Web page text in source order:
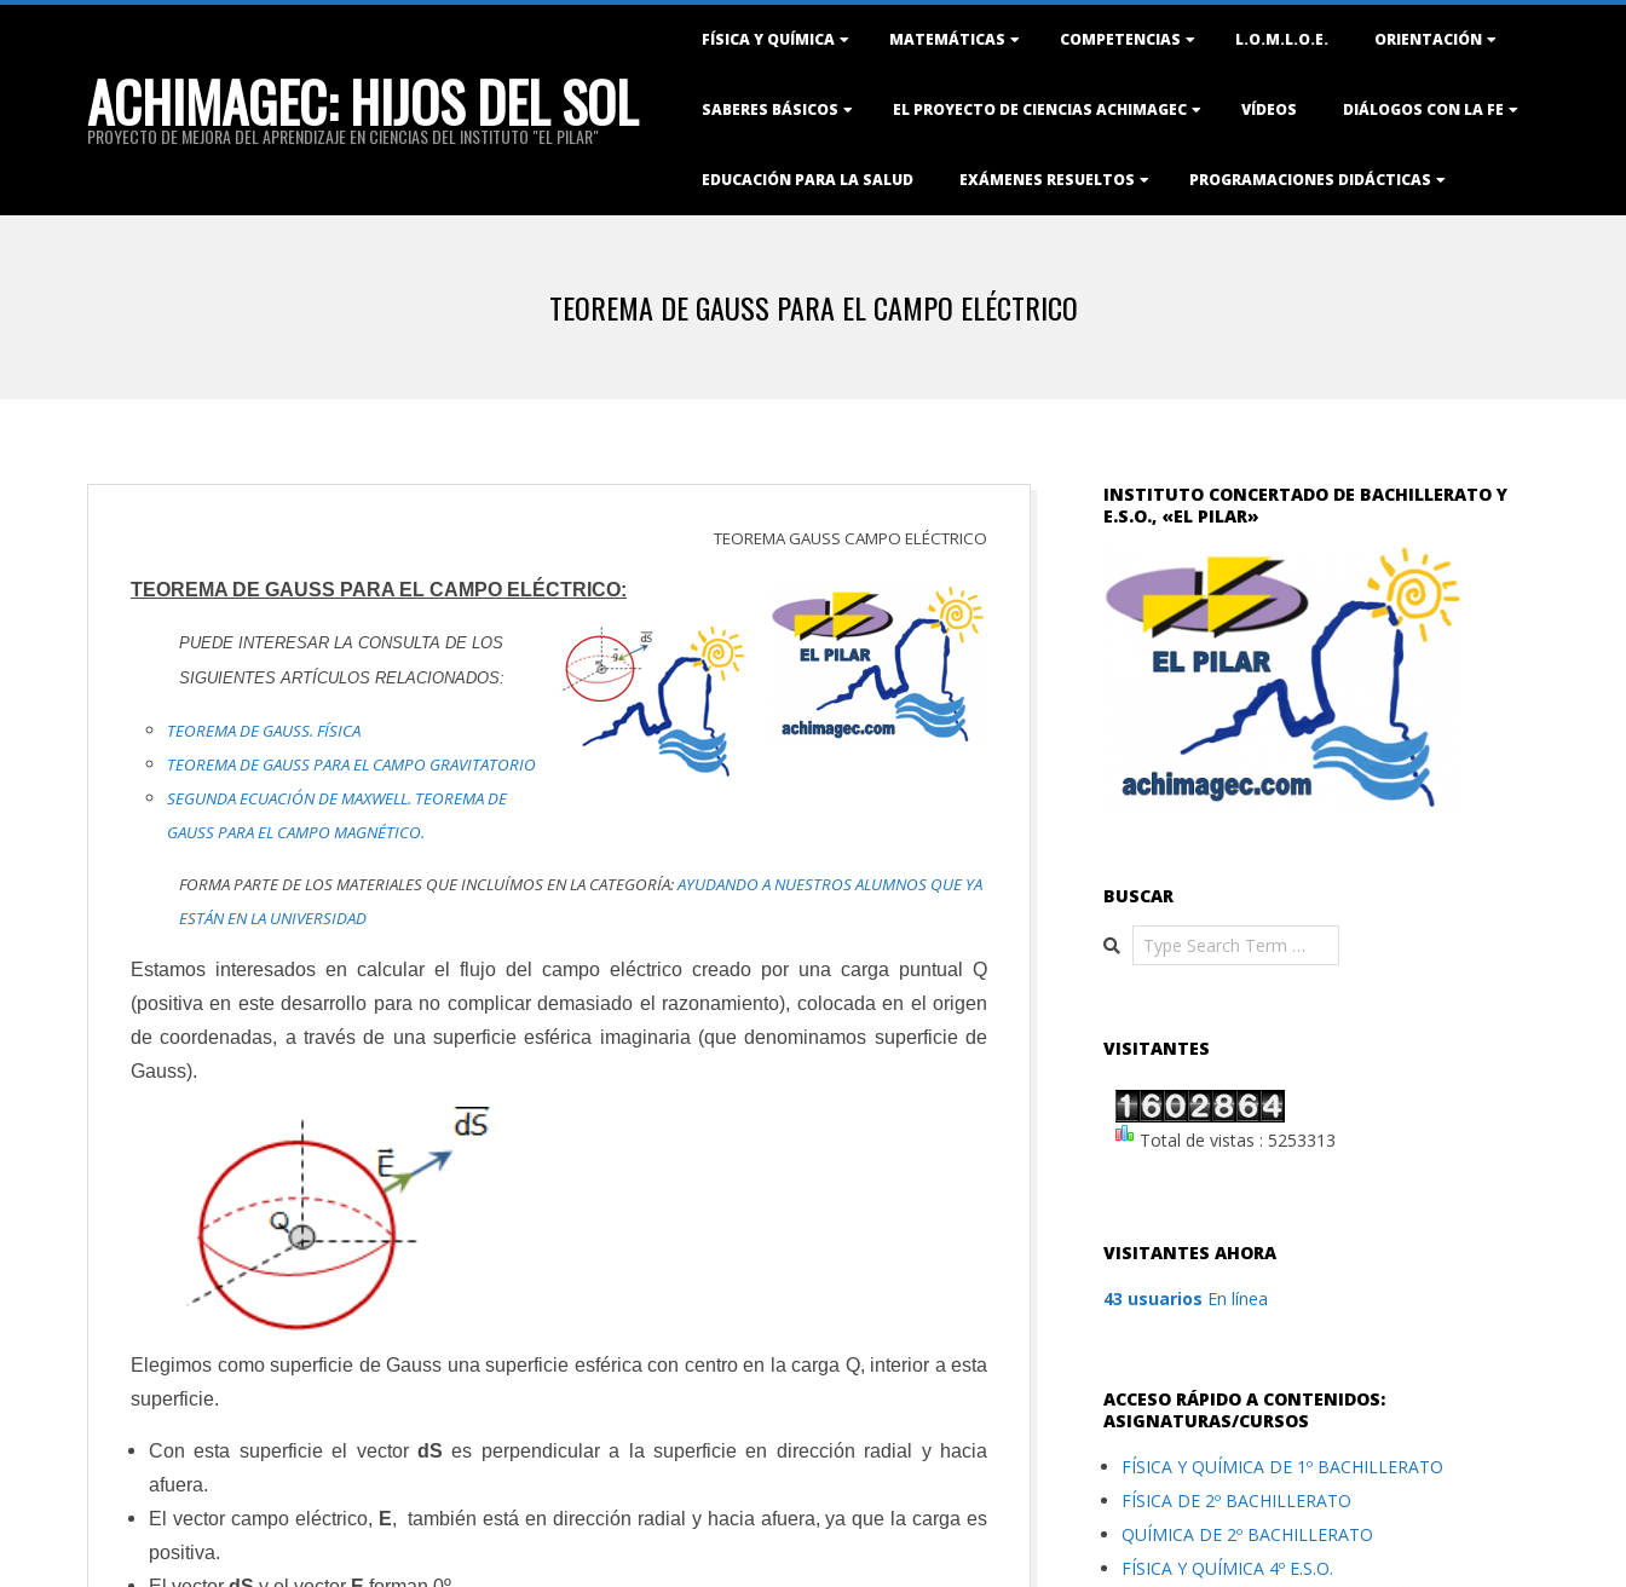
ACHIMAGEC: HIJOS DEL SOL
PROYECTO DE MEJORA DEL APRENDIZAJE EN CIENCIAS DEL INSTITUTO "EL PILAR"
FÍSICA Y QUÍMICA MATEMÁTICAS COMPETENCIAS L.O.M.L.O.E. ORIENTACIÓN
SABERES BÁSICOS EL PROYECTO DE CIENCIAS ACHIMAGEC VÍDEOS DIÁLOGOS CON LA FE
EDUCACIÓN PARA LA SALUD EXÁMENES RESUELTOS PROGRAMACIONES DIDÁCTICAS
TEOREMA DE GAUSS PARA EL CAMPO ELÉCTRICO
TEOREMA GAUSS CAMPO ELÉCTRICO
TEOREMA DE GAUSS PARA EL CAMPO ELÉCTRICO:
PUEDE INTERESAR LA CONSULTA DE LOS
SIGUIENTES ARTÍCULOS RELACIONADOS:
TEOREMA DE GAUSS. FÍSICA
TEOREMA DE GAUSS PARA EL CAMPO GRAVITATORIO
SEGUNDA ECUACIÓN DE MAXWELL. TEOREMA DE
GAUSS PARA EL CAMPO MAGNÉTICO.
FORMA PARTE DE LOS MATERIALES QUE INCLUÍMOS EN LA CATEGORÍA:AYUDANDO A NUESTROS ALUMNOS QUE YA
ESTÁN EN LA UNIVERSIDAD
Estamos interesados en calcular el flujo del campo eléctrico creado por una carga puntual Q
(positiva en este desarrollo para no complicar demasiado el razonamiento), colocada en el origen
de coordenadas, a través de una superficie esférica imaginaria (que denominamos superficie de
Gauss).
Elegimos como superficie de Gauss una superficie esférica con centro en la carga Q, interior a esta
superficie.
Con esta superficie el vector dS es perpendicular a la superficie en dirección radial y hacia
afuera.
El vector campo eléctrico, E, también está en dirección radial y hacia afuera, ya que la carga es
positiva.
INSTITUTO CONCERTADO DE BACHILLERATO Y
E.S.O., «EL PILAR»
BUSCAR
Search
VISITANTES
Total de vistas : 5253313
VISITANTES AHORA
43 usuarios En línea
ACCESO RÁPIDO A CONTENIDOS:
ASIGNATURAS/CURSOS
FÍSICA Y QUÍMICA DE 1º BACHILLERATO
FÍSICA DE 2º BACHILLERATO
QUÍMICA DE 2º BACHILLERATO
FÍSICA Y QUÍMICA 4º E.S.O.